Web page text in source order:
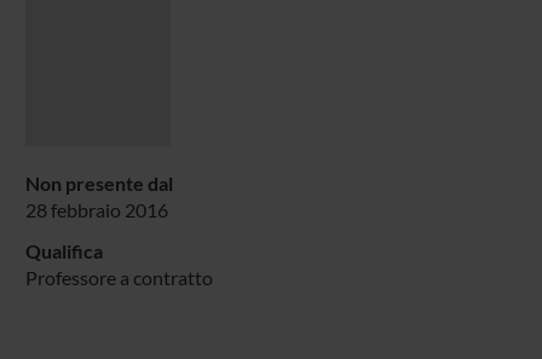
Non presente dal
28 febbraio 2016
Qualifica
Professore a contratto